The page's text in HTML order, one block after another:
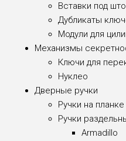
Вставки под
Дубликаты
Модули для
Механизмы
Ключи для
Нуклео
Дверные ручки
Ручки на планке
Ручки
Armadillo